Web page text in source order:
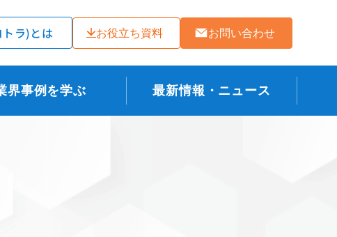
ラ)とは お役立ち資料 お問い合わせ
界事例を学ぶ 最新情報・ニュース